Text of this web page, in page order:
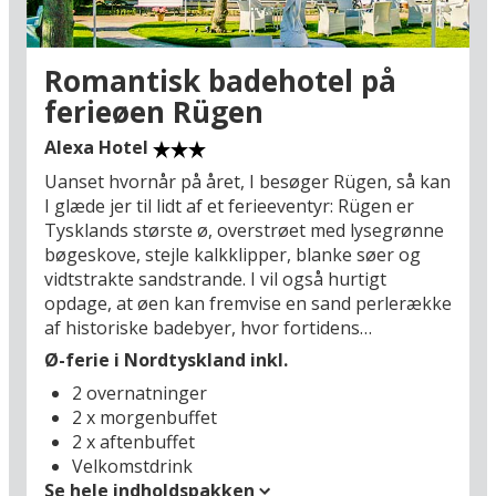
hansestad Stralsund (33 km), hvor den
verdensarvslistede gamle bykerne byder på
pragtfuld middelalderarkitektur. Glæd jer
allerede nu til en oplevelsesrig ferie på Rügen!
Romantisk badehotel på
ferieøen Rügen
Alexa Hotel
Uanset hvornår på året, I besøger Rügen, så kan
I glæde jer til lidt af et ferieeventyr: Rügen er
Tysklands største ø, overstrøet med lysegrønne
bøgeskove, stejle kalkklipper, blanke søer og
vidtstrakte sandstrande. I vil også hurtigt
opdage, at øen kan fremvise en sand perlerække
af historiske badebyer, hvor fortidens
pragtarkitektur bibringer en særlig stemning af
storhed og nostalgi. I skal tilbringe jeres
miniferie, weekend eller sommerferie i hjertet af
den hyggelige badeby Ostseebad Göhren, som
ligger på et næs på Rügens østkyst, kun 6,5 km
syd for Sellin. Med sine mange romantiske
Ø-ferie i Nordtyskland inkl.
2 overnatninger
2 x morgenbuffet
2 x aftenbuffet
Velkomstdrink
Se hele indholdspakken